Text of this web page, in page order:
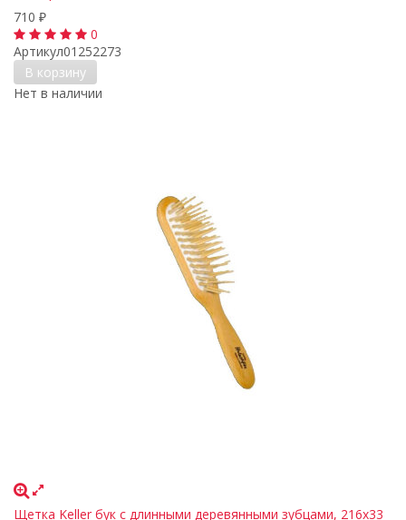
710 ₽
0
Артикул01252273
В корзину
Нет в наличии
Щетка Keller бук с длинными деревянными зубцами, 216х33